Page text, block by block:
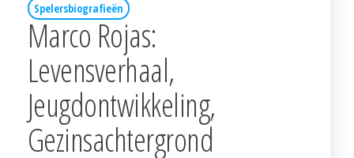
Spelersbiografieën
Marco Rojas:
Levensverhaal,
Jeugdontwikkeling,
Gezinsachtergrond